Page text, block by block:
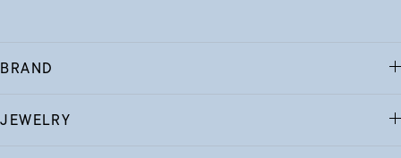
BRAND
JEWELRY